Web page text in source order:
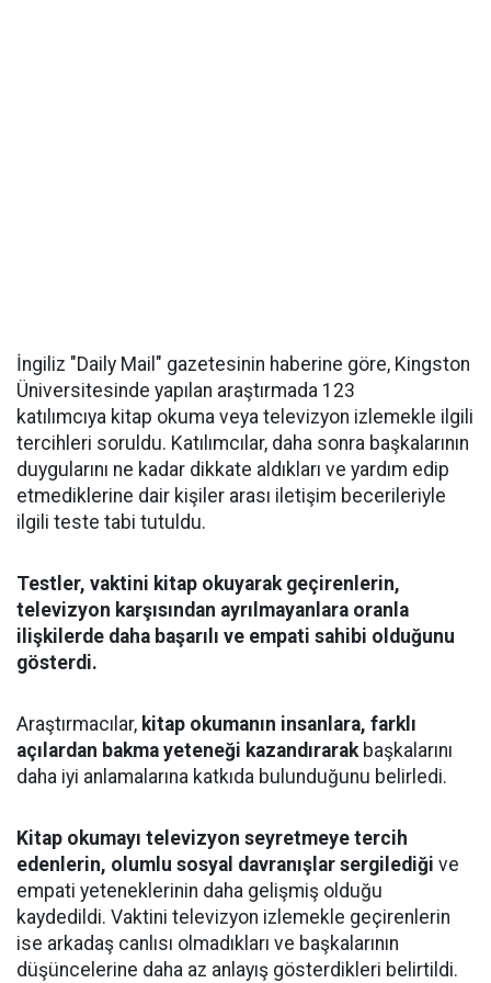
İngiliz "Daily Mail" gazetesinin haberine göre, Kingston
Üniversitesinde yapılan araştırmada 123
katılımcıya kitap okuma veya televizyon izlemekle ilgili
tercihleri soruldu. Katılımcılar, daha sonra başkalarının
duygularını ne kadar dikkate aldıkları ve yardım edip
etmediklerine dair kişiler arası iletişim becerileriyle
ilgili teste tabi tutuldu.
Testler, vaktini kitap okuyarak geçirenlerin,
televizyon karşısından ayrılmayanlara oranla
ilişkilerde daha başarılı ve empati sahibi olduğunu
gösterdi.
Araştırmacılar, kitap okumanın insanlara, farklı
açılardan bakma yeteneği kazandırarakbaşkalarını
daha iyi anlamalarına katkıda bulunduğunu belirledi.
Kitap okumayı televizyon seyretmeye tercih
edenlerin, olumlu sosyal davranışlar sergilediği ve
empati yeteneklerinin daha gelişmiş olduğu
kaydedildi. Vaktini televizyon izlemekle geçirenlerin
ise arkadaş canlısı olmadıkları ve başkalarının
düşüncelerine daha az anlayış gösterdikleri belirtildi.